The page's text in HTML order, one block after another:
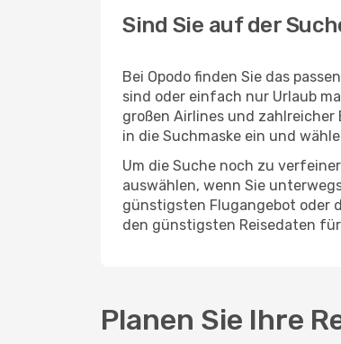
Sind Sie auf der
Bei Opodo finden Sie das
sind oder einfach nur Urlaub
großen Airlines und
in die Suchmaske ein und
Um die Suche noch zu
auswählen, wenn Sie
günstigsten Flugangebot oder
den günstigsten Reisedaten
Planen Sie Ihre